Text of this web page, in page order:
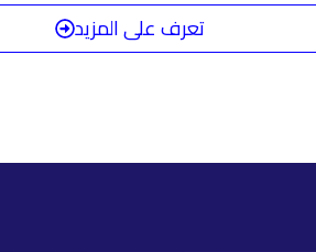
تعرف على المزيد